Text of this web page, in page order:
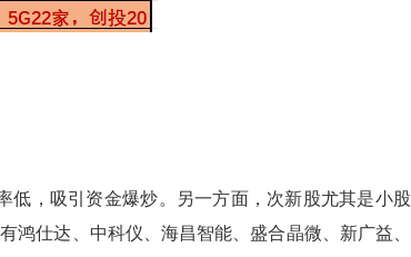
，吸引资金爆炒。另一方面，次新股尤其是小股
鸿仕达、中科仪、海昌智能、盛合晶微、新广益、